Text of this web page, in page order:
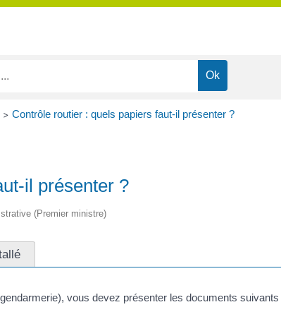
> Contrôle routier : quels papiers faut-il présenter ?
il présenter ?
(Premier ministre)
vous devez présenter les documents suivants